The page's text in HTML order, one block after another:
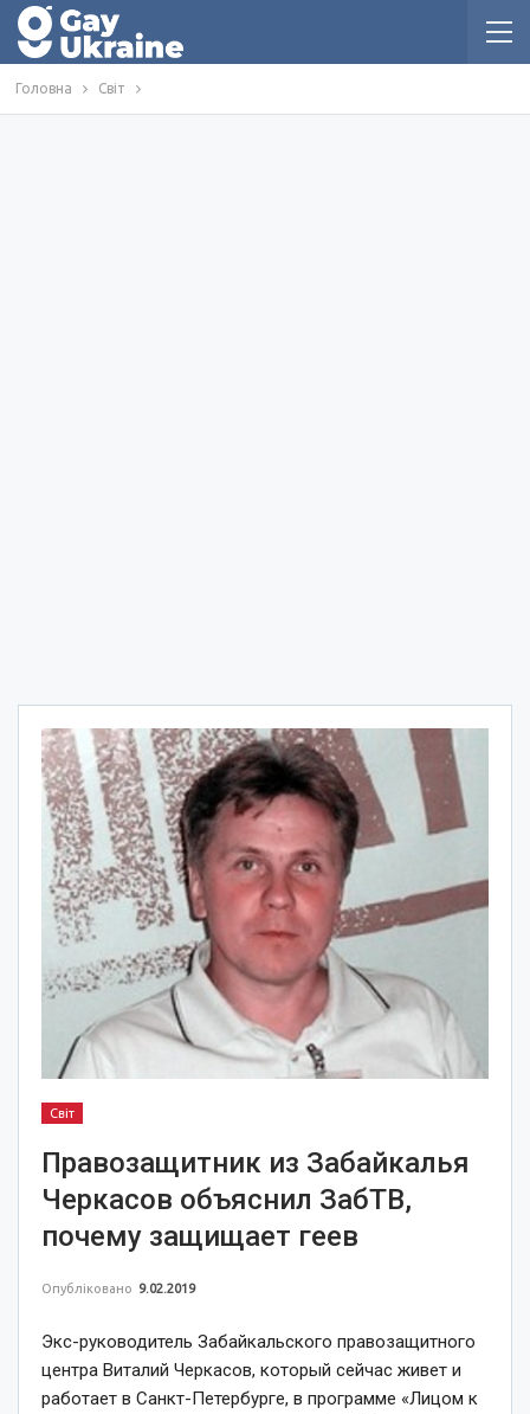
Головна Світ
Світ
Правозащитник из Забайкалья
Черкасов объяснил ЗабТВ,
почему защищает геев
Опубліковано 9.02.2019
Экс-руководитель Забайкальского правозащитного
центра Виталий Черкасов, который сейчас живет и
работает в Санкт-Петербурге, в программе «Лицом к